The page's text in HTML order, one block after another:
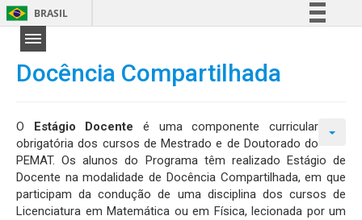
BRASIL
Comunica BR
Legislação
Canais
Docência Compartilhada
O Estágio Docente é uma componente curricular
obrigatória dos cursos de Mestrado e de Doutorado do
PEMAT. Os alunos do Programa têm realizado Estágio de
Docente na modalidade de Docência Compartilhada, em que
participam da condução de uma disciplina dos cursos de
Licenciatura em Matemática ou em Física, lecionada por um